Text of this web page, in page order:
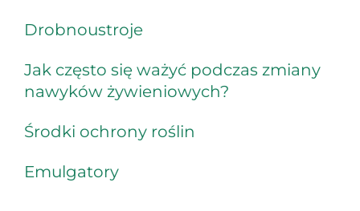
Drobnoustroje
Jak często się ważyć podczas zmiany
nawyków żywieniowych?
Środki ochrony roślin
Emulgatory